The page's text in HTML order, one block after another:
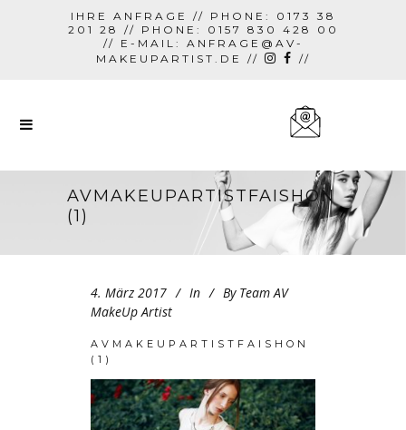
IHRE ANFRAGE // PHONE: 0173 38
201 28 // PHONE: 0157 830 428 00
// E-MAIL: ANFRAGE@AV-
MAKEUPARTIST.DE
// //
AVMAKEUPARTISTFAISHON
(1)
4. März 2017 In By Team AV
MakeUp Artist
AVMAKEUPARTISTFAISHON
(1)